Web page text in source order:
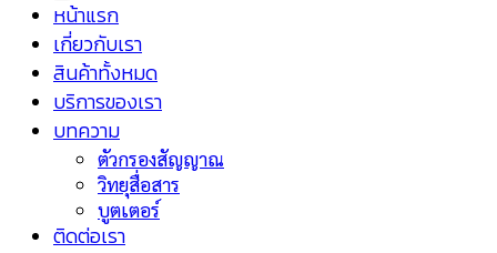
หน้าแรก
เกี่ยวกับเรา
สินค้าทั้งหมด
บริการของเรา
บทความ
ตัวกรองสัญญาณ
วิทยุสื่อสาร
บูตเตอร์
ติดต่อเรา